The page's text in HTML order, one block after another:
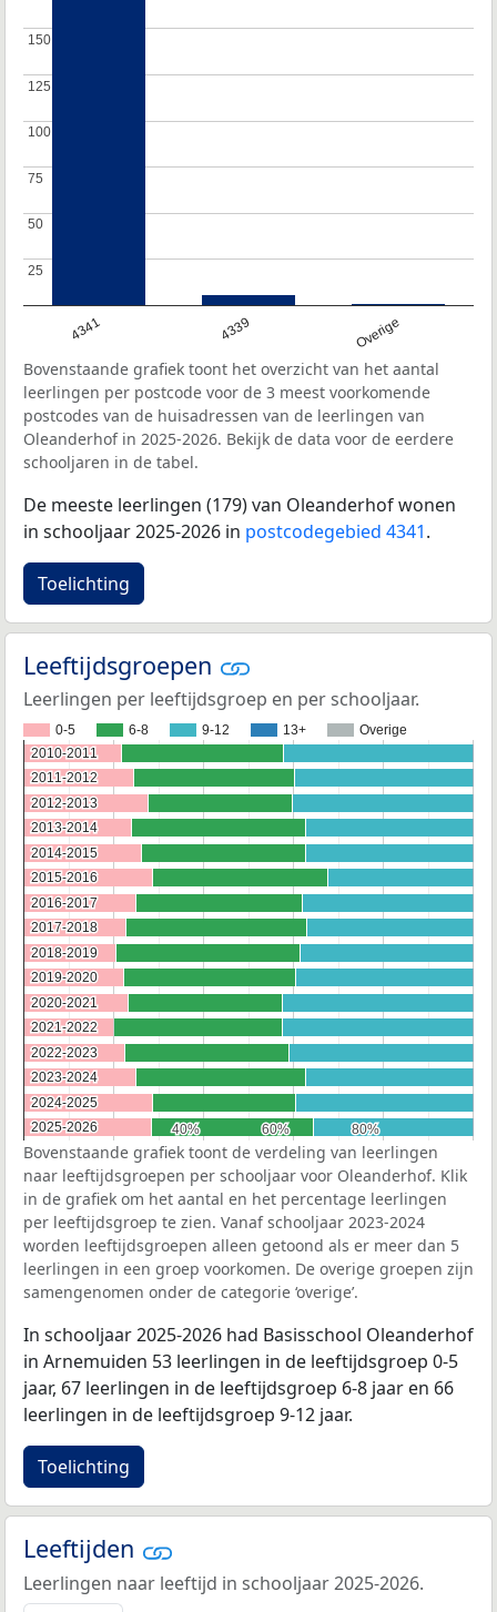
4341 4339 Overige
25
25
50
50
75
75
100
100
125
125
150
150
Bovenstaande grafiek toont het overzicht van het aantal
leerlingen per postcode voor de 3 meest voorkomende
postcodes van de huisadressen van de leerlingen van
Oleanderhof in 2025-2026. Bekijk de data voor de eerdere
schooljaren in de tabel.
De meeste leerlingen (179) van Oleanderhof wonen
in schooljaar 2025-2026 in postcodegebied 4341.
Toelichting
Leeftijdsgroepen
Leerlingen per leeftijdsgroep en per schooljaar.
0-5 6-8 9-12 13+ Overige
40%
40% 60%
60% 80%
80%
2010-2011
2010-2011
2011-2012
2011-2012
2012-2013
2012-2013
2013-2014
2013-2014
2014-2015
2014-2015
2015-2016
2015-2016
2016-2017
2016-2017
2017-2018
2017-2018
2018-2019
2018-2019
2019-2020
2019-2020
2020-2021
2020-2021
2021-2022
2021-2022
2022-2023
2022-2023
2023-2024
2023-2024
2024-2025
2024-2025
2025-2026
2025-2026
Bovenstaande grafiek toont de verdeling van leerlingen
naar leeftijdsgroepen per schooljaar voor Oleanderhof. Klik
in de grafiek om het aantal en het percentage leerlingen
per leeftijdsgroep te zien. Vanaf schooljaar 2023-2024
worden leeftijdsgroepen alleen getoond als er meer dan 5
leerlingen in een groep voorkomen. De overige groepen zijn
samengenomen onder de categorie ‘overige’.
In schooljaar 2025-2026 had Basisschool Oleanderhof
in Arnemuiden 53 leerlingen in de leeftijdsgroep 0-5
jaar, 67 leerlingen in de leeftijdsgroep 6-8 jaar en 66
leerlingen in de leeftijdsgroep 9-12 jaar.
Toelichting
Leeftijden
Leerlingen naar leeftijd in schooljaar 2025-2026.